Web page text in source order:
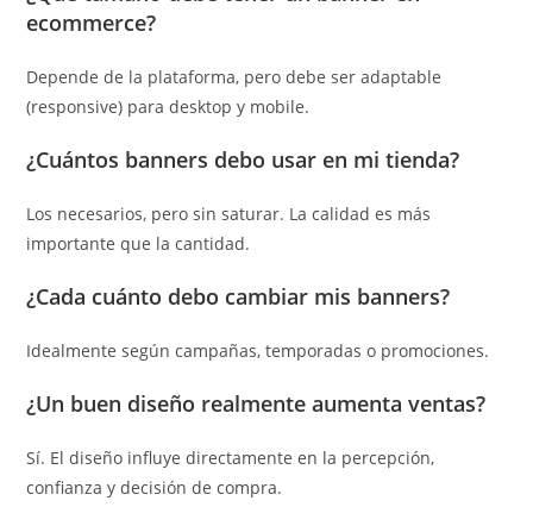
ecommerce?
Depende de la plataforma, pero debe ser adaptable
(responsive) para desktop y mobile.
¿Cuántos banners debo usar en mi tienda?
Los necesarios, pero sin saturar. La calidad es más
importante que la cantidad.
¿Cada cuánto debo cambiar mis banners?
Idealmente según campañas, temporadas o promociones.
¿Un buen diseño realmente aumenta ventas?
Sí. El diseño influye directamente en la percepción,
confianza y decisión de compra.